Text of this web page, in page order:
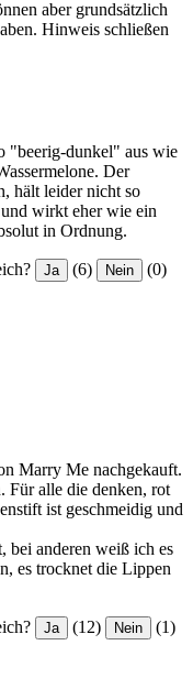
aber grundsätzlich
Hinweis schließen
"beerig-dunkel" aus wie
Der
hält leider nicht so
wirkt eher wie ein
in Ordnung.
Ja (6) Nein (0)
Marry Me nachgekauft.
Für alle die denken, rot
ist geschmeidig und
bei anderen weiß ich es
es trocknet die Lippen
Ja (12) Nein (1)